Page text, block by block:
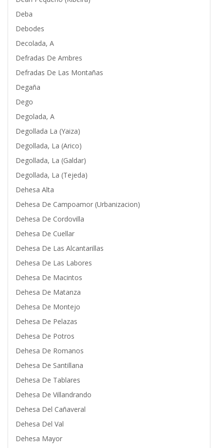
Deba
Debodes
Decolada, A
Defradas De Ambres
Defradas De Las Montañas
Degaña
Dego
Degolada, A
Degollada La (Yaiza)
Degollada, La (Arico)
Degollada, La (Galdar)
Degollada, La (Tejeda)
Dehesa Alta
Dehesa De Campoamor (Urbanizacion)
Dehesa De Cordovilla
Dehesa De Cuellar
Dehesa De Las Alcantarillas
Dehesa De Las Labores
Dehesa De Macintos
Dehesa De Matanza
Dehesa De Montejo
Dehesa De Pelazas
Dehesa De Potros
Dehesa De Romanos
Dehesa De Santillana
Dehesa De Tablares
Dehesa De Villandrando
Dehesa Del Cañaveral
Dehesa Del Val
Dehesa Mayor